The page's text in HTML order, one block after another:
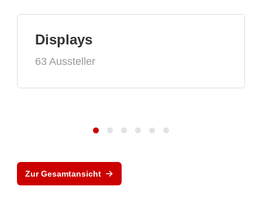
Displays
63 Aussteller
Zur Gesamtansicht